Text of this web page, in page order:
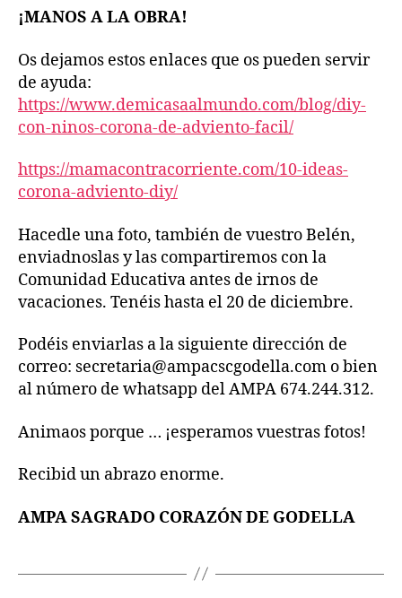
¡MANOS A LA OBRA!
Os dejamos estos enlaces que os pueden servir
de ayuda:
https://www.demicasaalmundo.com/blog/diy-
con-ninos-corona-de-adviento-facil/
https://mamacontracorriente.com/10-ideas-
corona-adviento-diy/
Hacedle una foto, también de vuestro Belén,
enviadnoslas y las compartiremos con la
Comunidad Educativa antes de irnos de
vacaciones. Tenéis hasta el 20 de diciembre.
Podéis enviarlas a la siguiente dirección de
correo: secretaria@ampacscgodella.com o bien
al número de whatsapp del AMPA 674.244.312.
Animaos porque … ¡esperamos vuestras fotos!
Recibid un abrazo enorme.
AMPA SAGRADO CORAZÓN DE GODELLA